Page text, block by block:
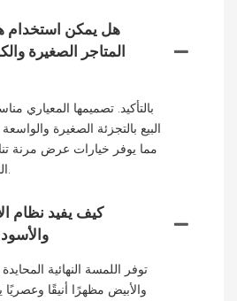
هل يمكن استخدام
المتاجر الصغيرة
بالتأكيد. تصميمها المعياري
البيع بالتجزئة الصغيرة
مما يوفر خيارات عرض مرنة
المتاجر المختلفة.
كيف يفيد نظام
توفر اللمسة النهائية
والأبيض مظهرًا أنيقًا